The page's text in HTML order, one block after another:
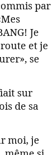
par
Je
et je
se
sur
de sa
moi, je